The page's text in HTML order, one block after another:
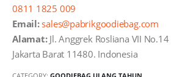
0811 1825 009
Email: sales@pabrikgoodiebag.com
Alamat:Jl. Anggrek Rosliana VII No.14
Jakarta Barat 11480. Indonesia